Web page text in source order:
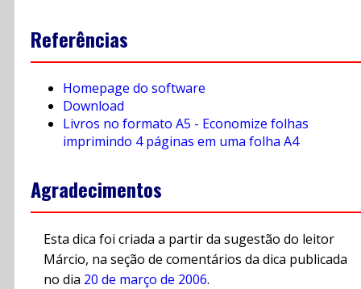
Referências
Homepage do software
Download
Livros no formato A5 - Economize folhas
imprimindo 4 páginas em uma folha A4
Agradecimentos
Esta dica foi criada a partir da sugestão do leitor
Márcio, na seção de comentários da dica publicada
no dia 20 de março de 2006.